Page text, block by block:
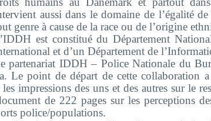
aussi dans le domaine de l’égalité
genre à cause de la race ou de l’origine
est constitué du Département
et d’un Département de
partenariat IDDH – Police Nationale du
point de départ de cette collaboration a
les impressions des uns et des autres sur le
de 222 pages sur les perceptions
police/populations.